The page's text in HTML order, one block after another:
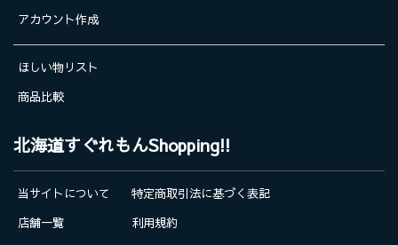
アカウント作成
ほしい物リスト
商品比較
北海道すぐれもんShopping!!
当サイトについて
店舗一覧
特定商取引法に基づく表記
利用規約